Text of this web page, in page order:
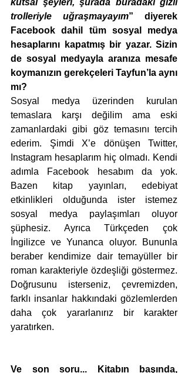
kutsal şeyleri, şurada buradaki gizli
trolleriyle uğraşmayayım” diyerek
Facebook dahil tüm sosyal medya
hesaplarını kapatmış bir yazar. Sizin
de sosyal medyayla aranıza mesafe
koymanızın gerekçeleri Tayfun’la aynı
mı?
Sosyal medya üzerinden kurulan
temaslara karşı değilim ama eski
zamanlardaki gibi göz temasını tercih
ederim. Şimdi X’e dönüşen Twitter,
Instagram hesaplarım hiç olmadı. Kendi
adımla Facebook hesabım da yok.
Bazen kitap yayınları, edebiyat
etkinlikleri olduğunda ister istemez
sosyal medya paylaşımları oluyor
şüphesiz. Ayrıca Türkçeden çok
İngilizce ve Yunanca oluyor. Bununla
beraber kendimize dair temayüller bir
roman karakteriyle özdeşliği göstermez.
Doğrusunu isterseniz, çevremizden,
farklı insanlar hakkındaki gözlemlerden
daha çok yararlanırız bir karakter
yaratırken.
Ve son soru... Kitabın başında,